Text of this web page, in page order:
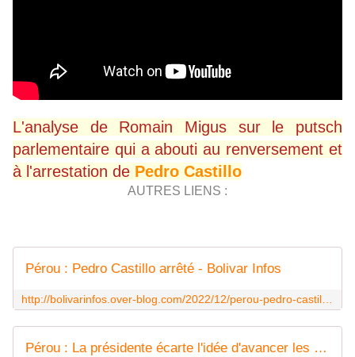
L'analyse de Romain Migus sur le putsch
parlementaire qui a abouti au renversement et
à l'arrestation de Pedro Castillo
AUTRES LIENS :
Pérou : Pedro Castillo arrêté - Bolivar Infos
Pérou : La présidente écarte l'idée d'avancer les élections - Bolivar Infos